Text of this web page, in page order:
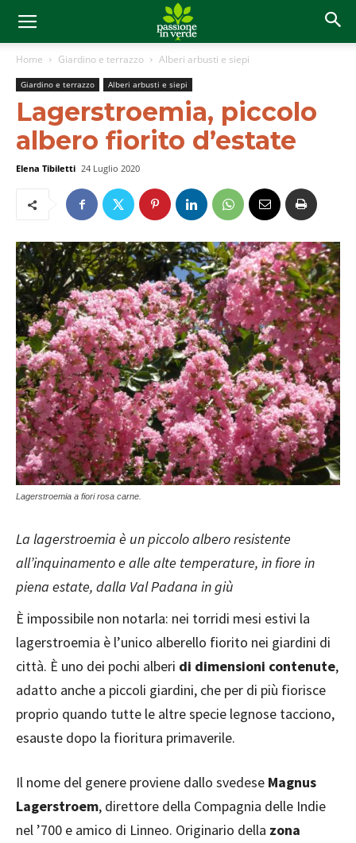
Home Giardino e terrazzo Alberi arbusti e siepi
Giardino e terrazzo Alberi arbusti e siepi
Lagerstroemia, piccolo
albero fiorito d’estate
Elena Tibiletti 24 Luglio 2020
Lagerstroemia a fiori rosa carne.
La lagerstroemia è un piccolo albero resistente
all’inquinamento e alle alte temperature, in fiore in
piena estate, dalla Val Padana in giù
È impossibile non notarla: nei torridi mesi estivi la
lagerstroemia è l’unico alberello fiorito nei giardini di
città. È uno dei pochi alberi di dimensioni contenute,
adatto anche a piccoli giardini, che per di più fiorisce
proprio quando tutte le altre specie legnose tacciono,
esauste dopo la fioritura primaverile.
Il nome del genere proviene dallo svedese Magnus
Lagerstroem, direttore della Compagnia delle Indie
nel ’700 e amico di Linneo. Originario della zona